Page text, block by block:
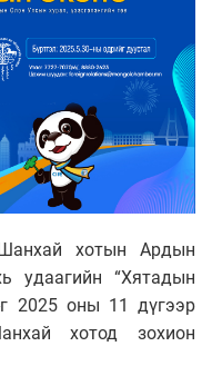
хотын Ардын
удаагийн “Хятадын
2025 оны 11 дүгээр
хотод зохион